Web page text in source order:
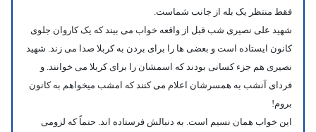
فقط منتظر یک بله از جانب شماست.
شهید علی نصیری شب قبل از واقعه خواب می بیند که یک کاروان جلوی
کانون ایستاده است و بعضی ها را برای بردن به کربلا صدا می زند. شهید
نصیری هم جزء کسانی بودند که اسمشان را برای کربلا می خوانند. و
فردای آنشب به همسرشان اعلام می کنند که امشب میخواهم به کانون
بروم!
این خواب همان نسیم است. به دنبالش فرستاده اند. حتماً که لزومی